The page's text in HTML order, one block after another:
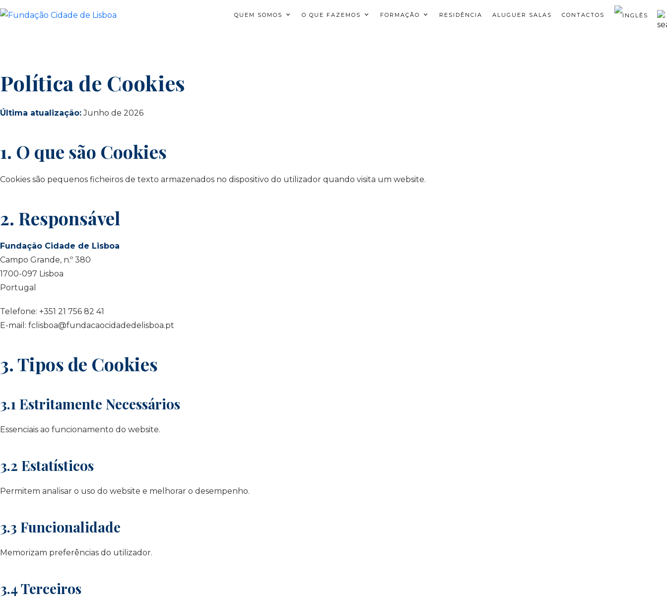
Skip
to
QUEM SOMOS O QUE FAZEMOS FORMAÇÃO RESIDÊNCIA ALUGUER SALAS CONTACTOS
Política de Cookies
Última atualização:Junho de 2026
1. O que são Cookies
Cookies são pequenos ficheiros de texto armazenados no dispositivo do utilizador quando visita um website.
2. Responsável
Fundação Cidade de Lisboa
Campo Grande, n.º 380
1700-097 Lisboa
Portugal
Telefone: +351 21 756 82 41
E-mail: fclisboa@fundacaocidadedelisboa.pt
3. Tipos de Cookies
3.1 Estritamente Necessários
Essenciais ao funcionamento do website.
3.2 Estatísticos
Permitem analisar o uso do website e melhorar o desempenho.
3.3 Funcionalidade
Memorizam preferências do utilizador.
3.4 Terceiros